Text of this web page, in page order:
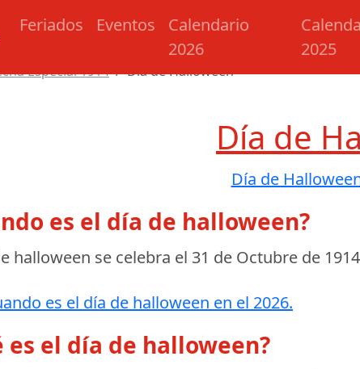
Feriados Eventos
Calendario
2026
2025
Especial 1914 Día de Halloween
Día de
Día de
es el día de halloween?
halloween se celebra el 31 de Octubre de 1914
es el día de halloween en el 2026.
es el día de halloween?